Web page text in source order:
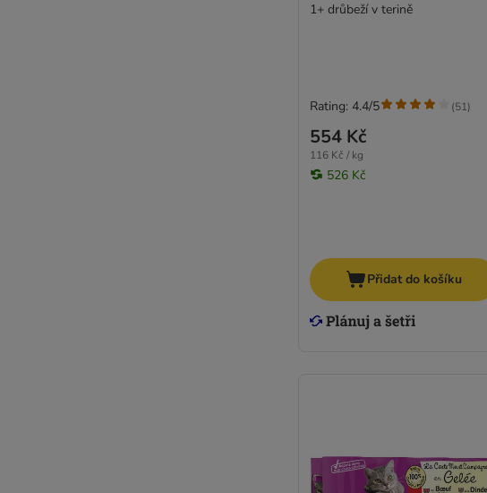
1+ drůbeží v terině
554 Kč
116 Kč / kg
526 Kč
Rating: 4.4/5 (51)
Přidat do košíku